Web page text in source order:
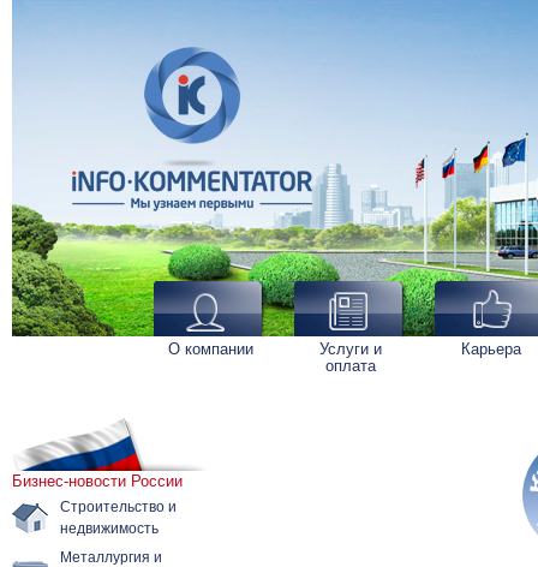
О компании
Услуги и
оплата
Карьера
Бизнес-новости России
Строительство и
недвижимость
Металлургия и